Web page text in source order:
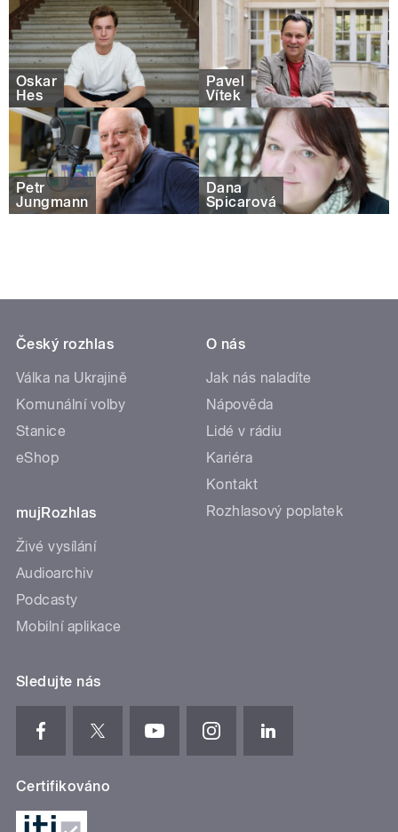
Oskar
Hes
Pavel
Vítek
Petr
Jungmann
Dana
Špicarová
Český rozhlas
Válka na Ukrajině
Komunální volby
Stanice
eShop
mujRozhlas
Živé vysílání
Audioarchiv
Podcasty
Mobilní aplikace
O nás
Jak nás naladíte
Nápověda
Lidé v rádiu
Kariéra
Kontakt
Rozhlasový poplatek
Sledujte nás
Certifikováno